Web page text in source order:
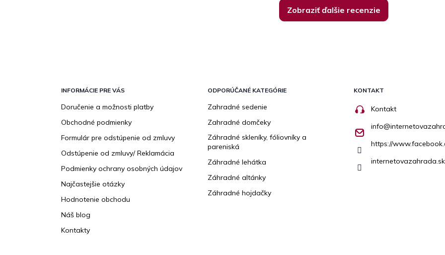
Zobraziť ďalšie recenzie
INFORMÁCIE PRE VÁS
Doručenie a možnosti platby
Obchodné podmienky
Formulár pre odstúpenie od zmluvy
Odstúpenie od zmluvy/ Reklamácia
Podmienky ochrany osobných údajov
Najčastejšie otázky
Hodnotenie obchodu
Náš blog
Kontakty
ODPORÚČANÉ KATEGÓRIE
Zahradné sedenie
Zahradné domčeky
Záhradné skleníky, fóliovníky a
pareniská
Záhradné lehátka
Záhradné altánky
Záhradné hojdačky
KONTAKT
Kontakt
info@
https://
internetovazahrada.sk